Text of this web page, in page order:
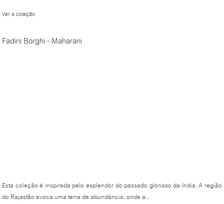
Ver a coleção
Fadini Borghi - Maharani
Esta coleção é inspirada pelo esplendor do passado glorioso da India. A região
do Rajastão evoca uma terra de abundância, onde a...